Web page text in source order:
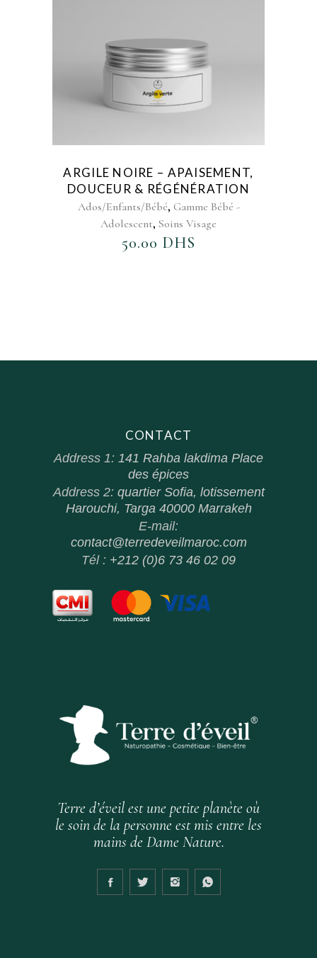
ARGILE NOIRE – APAISEMENT,
DOUCEUR & RÉGÉNÉRATION
Ados/Enfants/Bébé, Gamme Bébé -
Adolescent, Soins Visage
50.00 DHS
CONTACT
Address 1: 141 Rahba lakdima Place
des épices
Address 2: quartier Sofia, lotissement
Harouchi, Targa 40000 Marrakeh
E-mail:
contact@terredeveilmaroc.com
Tél : +212 (0)6 73 46 02 09
Terre d’éveil est une petite planète où
le soin de la personne est mis entre les
mains de Dame Nature.